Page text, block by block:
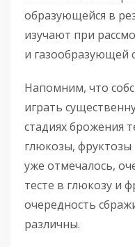
образующейся в
изучают при
и газообразующей
Напомним, что
играть
стадиях брожения
глюкозы, фруктозы
уже отмечалось,
тесте в глюкозу и
очередность
различны.